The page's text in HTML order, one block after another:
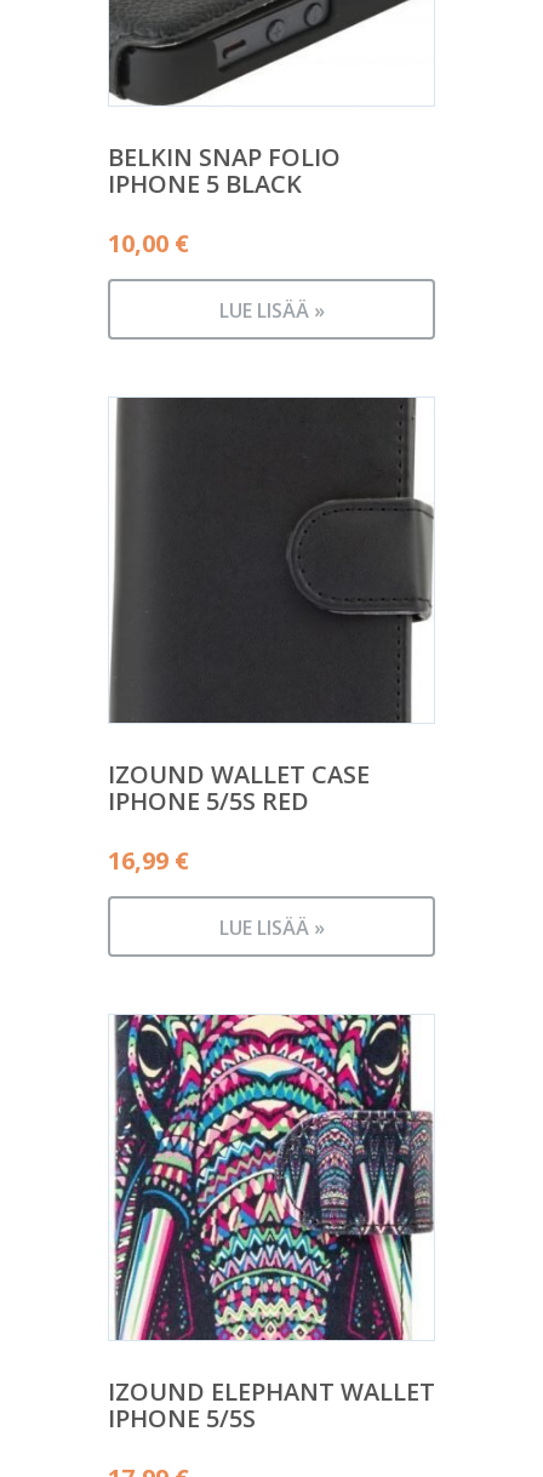
BELKIN SNAP FOLIO
IPHONE 5 BLACK
10,00 €
LUE LISÄÄ »
IZOUND WALLET CASE
IPHONE 5/5S RED
16,99 €
LUE LISÄÄ »
IZOUND ELEPHANT WALLET
IPHONE 5/5S